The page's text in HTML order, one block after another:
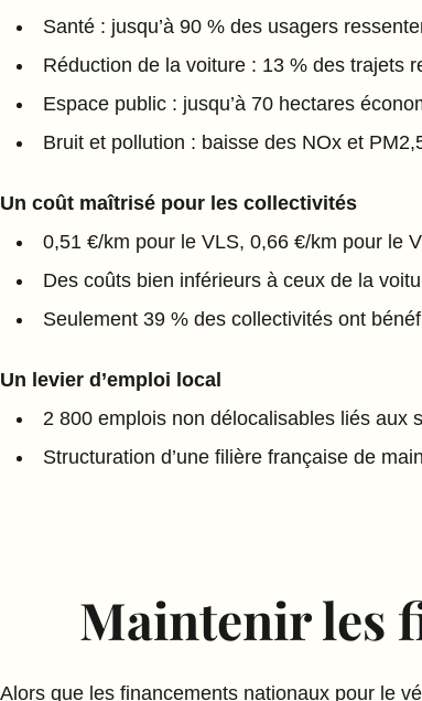
Santé : jusqu’à 90 % des usagers
Réduction de la voiture : 13 % des trajets
Espace public : jusqu’à 70 hectares
Bruit et pollution : baisse des NOx et
Un coût maîtrisé pour les collectivités
0,51 €/km pour le VLS, 0,66 €/km pour le
Des coûts bien inférieurs à ceux de la
Seulement 39 % des collectivités ont
Un levier d’emploi local
2 800 emplois non délocalisables liés aux
Structuration d’une filière française de
Maintenir les
Alors que les financements nationaux pour le